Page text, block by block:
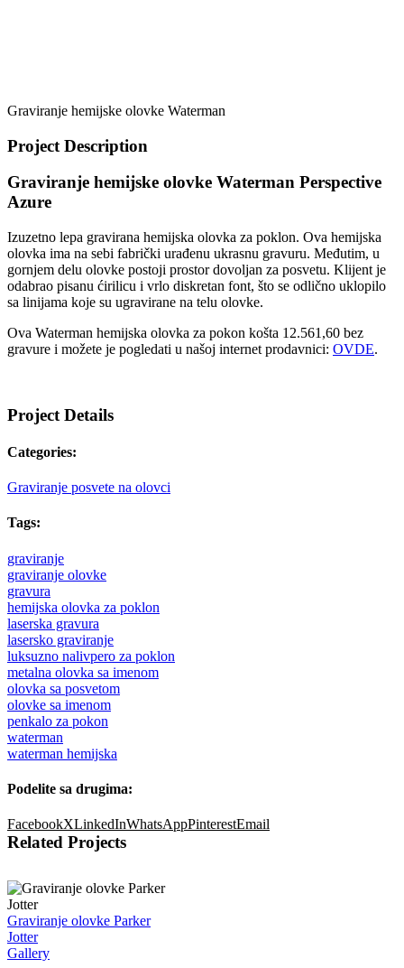
Graviranje hemijske olovke Waterman
Project Description
Graviranje hemijske olovke Waterman Perspective
Azure
Izuzetno lepa gravirana hemijska olovka za poklon. Ova hemijska
olovka ima na sebi fabrički urađenu ukrasnu gravuru. Međutim, u
gornjem delu olovke postoji prostor dovoljan za posvetu. Klijent je
odabrao pisanu ćirilicu i vrlo diskretan font, što se odlično uklopilo
sa linijama koje su ugravirane na telu olovke.
Ova Waterman hemijska olovka za pokon košta 12.561,60 bez
gravure i možete je pogledati u našoj internet prodavnici: OVDE.
Project Details
Categories:
Graviranje posvete na olovci
Tags:
graviranje
graviranje olovke
gravura
hemijska olovka za poklon
laserska gravura
lasersko graviranje
luksuzno nalivpero za poklon
metalna olovka sa imenom
olovka sa posvetom
olovke sa imenom
penkalo za pokon
waterman
waterman hemijska
Podelite sa drugima:
FacebookXLinkedInWhatsAppPinterestEmail
Related Projects
Graviranje olovke Parker
Jotter
Gallery